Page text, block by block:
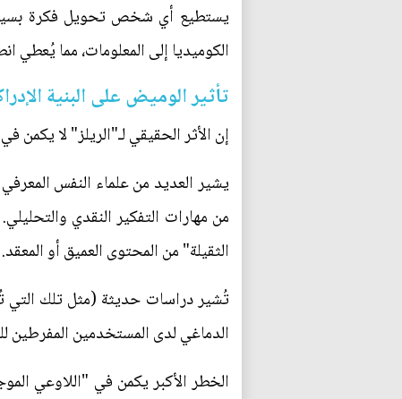
يستطيع أي شخص تحويل فكرة
الكوميديا إلى المعلومات، مما يُعطي
تأثير الوميض على البنية
إن الأثر الحقيقي لـ"الريلز" لا يكمن
يشير العديد من علماء النفس
من مهارات التفكير النقدي
الثقيلة" من المحتوى العميق أو
تُشير دراسات حديثة (مثل تلك التي
الدماغي لدى المستخدمين المفرطين
الخطر الأكبر يكمن في "اللاوعي